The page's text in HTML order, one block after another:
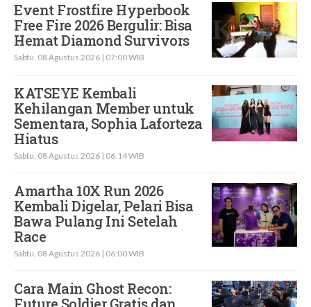
Event Frostfire Hyperbook
Free Fire 2026 Bergulir: Bisa
Hemat Diamond Survivors
Sabtu, 08 Agustus 2026 | 07:00 WIB
KATSEYE Kembali
Kehilangan Member untuk
Sementara, Sophia Laforteza
Hiatus
Sabtu, 08 Agustus 2026 | 06:14 WIB
Amartha 10X Run 2026
Kembali Digelar, Pelari Bisa
Bawa Pulang Ini Setelah
Race
Sabtu, 08 Agustus 2026 | 06:00 WIB
Cara Main Ghost Recon: